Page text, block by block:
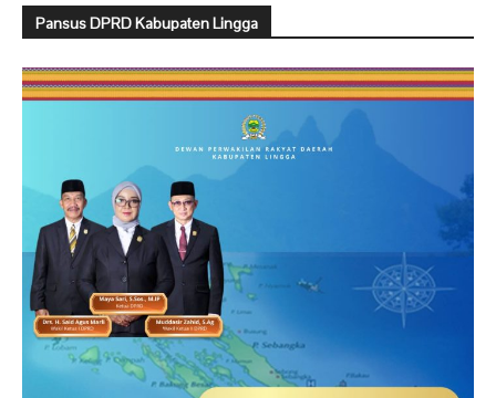
Pansus DPRD Kabupaten Lingga